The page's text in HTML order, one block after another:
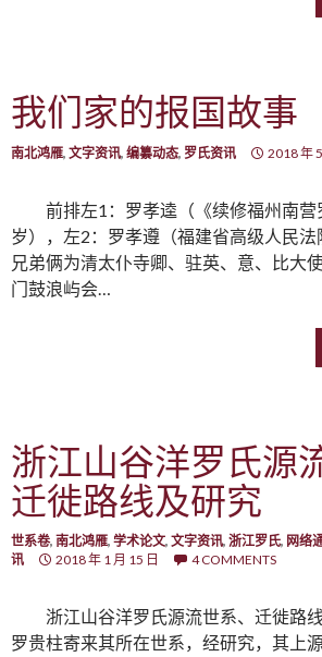
我们家的报国故事
南北鸿雁, 文字资讯, 编纂动态, 罗氏资讯 2018 年
前排左1：罗孝逵（《续修福州南
岁），左2：罗孝遵（福建省高级人民法
兄弟俩为清太仆寺卿、驻英、意、比大
门鼓浪屿会…
浙江山谷洋罗氏源
迁徙路线及研究
世系卷, 南北鸿雁, 学术论文, 文字资讯, 浙江罗氏, 网络
讯
2018 年 1 月 15 日 4 COMMENTS
浙江山谷洋罗氏源流世系、迁徙路
罗贵柱寄来其所在世系，经研究，其上